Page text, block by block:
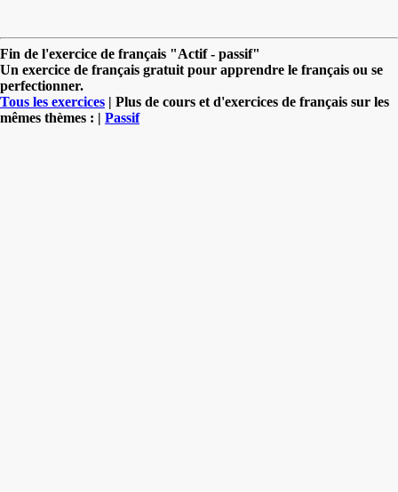
Fin de l'exercice de français "Actif - passif"
Un exercice de français gratuit pour apprendre le français ou se
perfectionner.
Tous les exercices | Plus de cours et d'exercices de français sur les
mêmes thèmes : | Passif